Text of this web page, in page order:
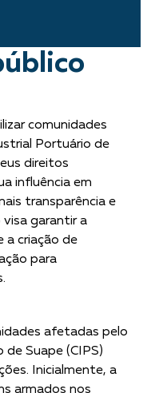
comunidades
Portuário de
direitos
influência em
transparência e
garantir a
a criação de
para
afetadas pelo
Suape (CIPS)
Inicialmente, a
armados nos